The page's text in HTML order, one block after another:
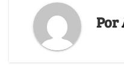
Por